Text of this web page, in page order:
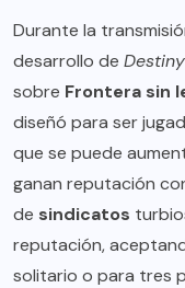
Durante la
desarrollo de
sobre Frontera sin
diseñó para ser
que se puede
ganan reputación
de sindicatos
reputación,
solitario o para tres